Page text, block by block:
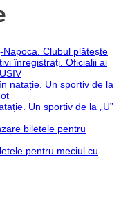
Napoca. Clubul plătește
înregistrați. Oficialii ai
natație. Un sportiv de la
Un sportiv de la „U”
biletele pentru
pentru meciul cu